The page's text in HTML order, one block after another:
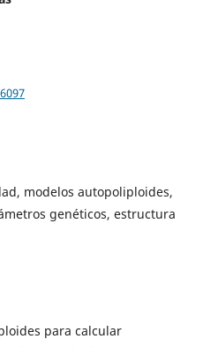
modelos autopoliploides,
genéticos, estructura
para calcular